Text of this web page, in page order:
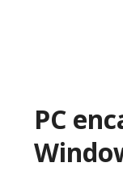
PC